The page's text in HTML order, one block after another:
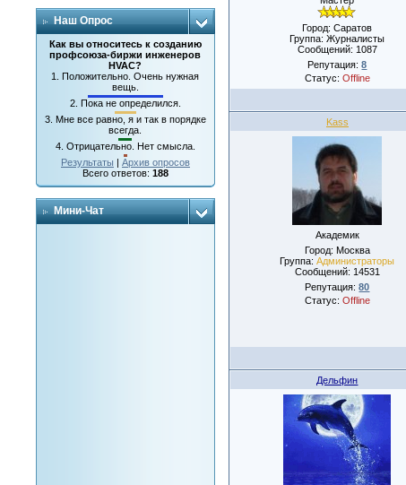
Наш Опрос
Как вы относитесь к созданию
профсоюза-биржи инженеров
HVAC?
1.Положительно. Очень нужная
вещь.
2. Пока не определился.
3. Мне все равно, я и так в порядке
всегда.
4. Отрицательно. Нет смысла.
Результаты | Архив опросов
Всего ответов: 188
Мини-Чат
Город: Саратов
Группа: Журналисты
Сообщений: 1087
Репутация:8
Статус: Offline
Kass
Академик
Город: Москва
Группа:Администраторы
Сообщений: 14531
Репутация:80
Статус: Offline
Дельфин